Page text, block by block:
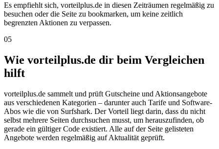
Es empfiehlt sich, vorteilplus.de in diesen Zeiträumen regelmäßig zu
besuchen oder die Seite zu bookmarken, um keine zeitlich
begrenzten Aktionen zu verpassen.
05
Wie vorteilplus.de dir beim Vergleichen
hilft
vorteilplus.de sammelt und prüft Gutscheine und Aktionsangebote
aus verschiedenen Kategorien – darunter auch Tarife und Software-
Abos wie die von Surfshark. Der Vorteil liegt darin, dass du nicht
selbst mehrere Seiten durchsuchen musst, um herauszufinden, ob
gerade ein gültiger Code existiert. Alle auf der Seite gelisteten
Angebote werden regelmäßig auf Aktualität geprüft.